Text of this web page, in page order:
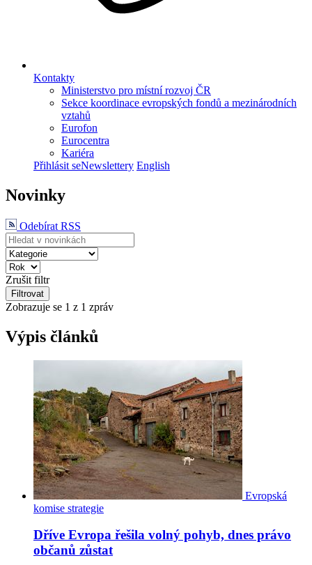
Kontakty
Ministerstvo pro místní rozvoj ČR
Sekce koordinace evropských fondů a mezinárodních
vztahů
Eurofon
Eurocentra
Kariéra
Přihlásit seNewslettery English
Novinky
Odebírat RSS
Zrušit filtr
Filtrovat
Zobrazuje se 1 z 1 zpráv
Výpis článků
Evropská
komise strategie
Dříve Evropa řešila volný pohyb, dnes právo
občanů zůstat